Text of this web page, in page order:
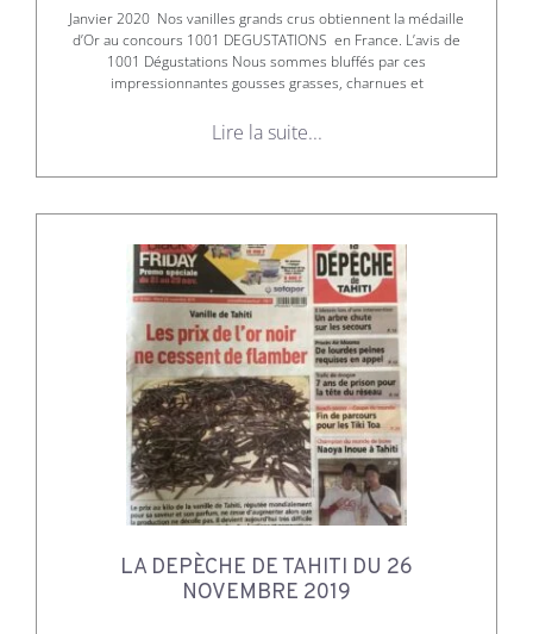
Janvier 2020 Nos vanilles grands crus obtiennent la médaille
d’Or au concours 1001 DEGUSTATIONS en France. L’avis de
1001 Dégustations Nous sommes bluffés par ces
impressionnantes gousses grasses, charnues et
Lire la suite...
LA DEPÈCHE DE TAHITI DU 26
NOVEMBRE 2019